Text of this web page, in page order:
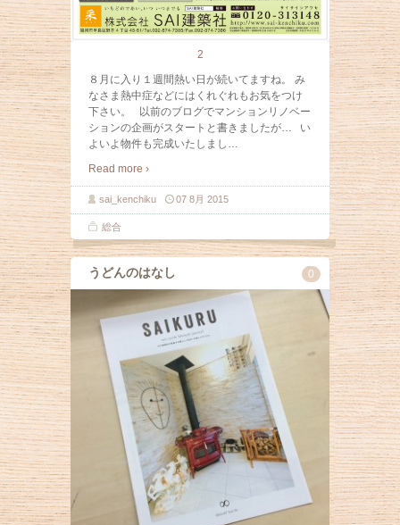
2
８月に入り１週間熱い日が続いてますね。 み
なさま熱中症などにはくれぐれもお気をつけ
下さい。 以前のブログでマンションリノベー
ションの企画がスタートと書きましたが… い
よいよ物件も完成いたしまし …
Read more ›
sai_kenchiku 07 8月 2015
総合
うどんのはなし 0